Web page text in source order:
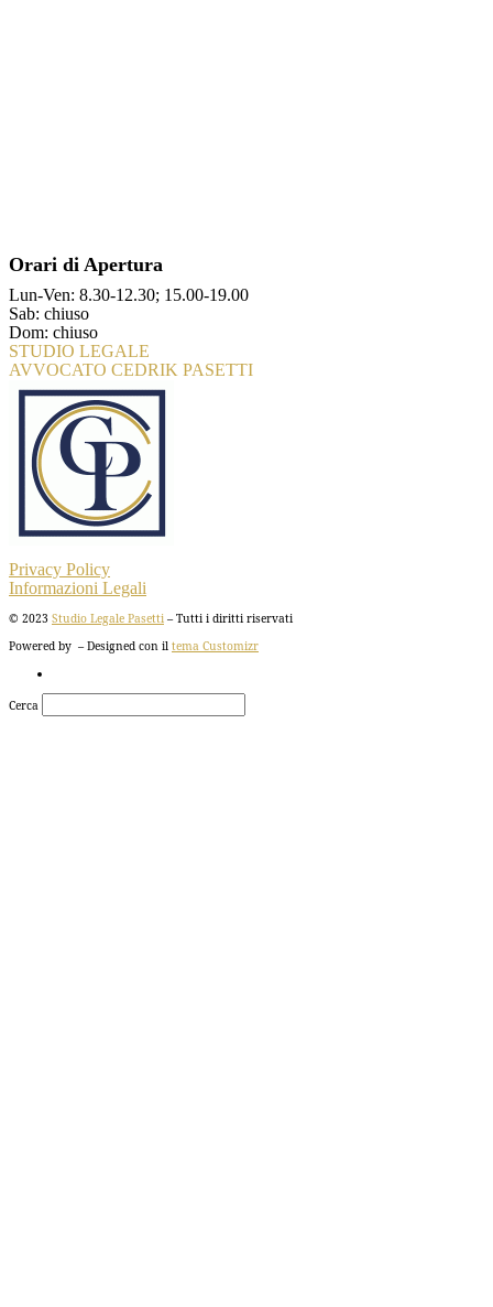
Orari di Apertura
Lun-Ven: 8.30-12.30; 15.00-19.00
Sab: chiuso
Dom: chiuso
STUDIO LEGALE
AVVOCATO CEDRIK PASETTI
Privacy Policy
Informazioni Legali
© 2023 Studio Legale Pasetti – Tutti i diritti riservati
Powered by – Designed con il tema Customizr
Cerca